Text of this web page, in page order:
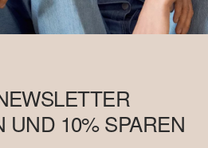
UND 10% SPAREN